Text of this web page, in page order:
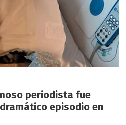
periodista fue
episodio en